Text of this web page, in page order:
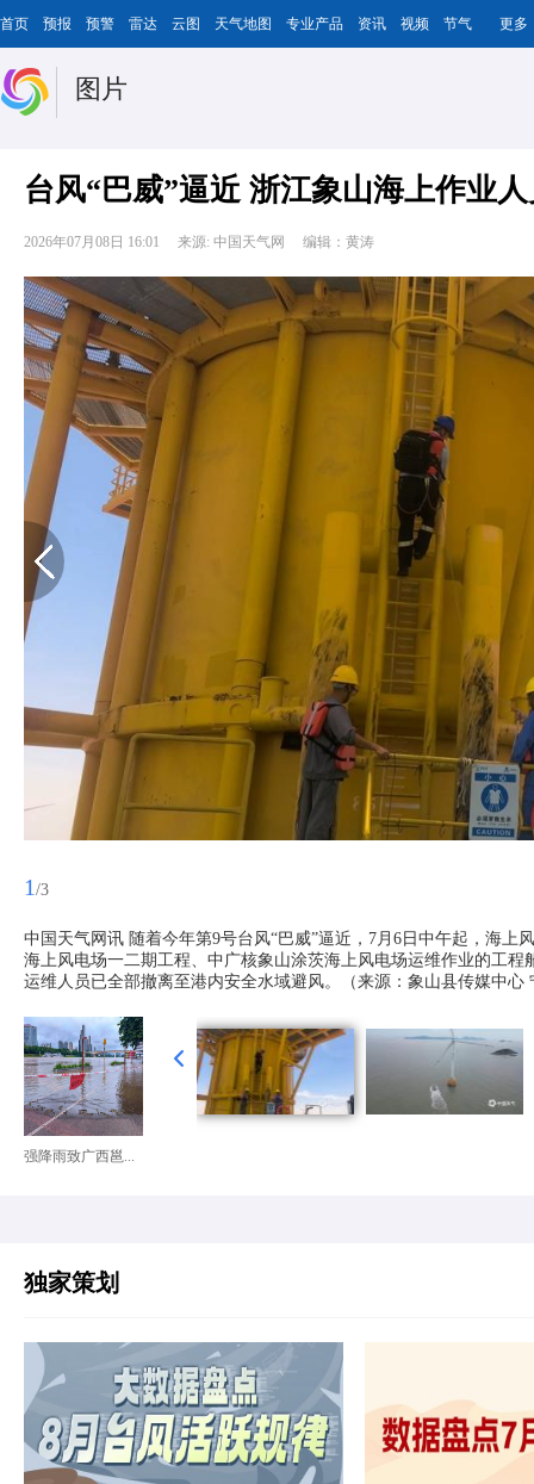
首页 预报 预警 雷达 云图 天气地图 专业产品 资讯 视频 节气 更多
图片
台风“巴威”逼近 浙江象山海上作业
2026年07月08日 16:01 来源: 中国天气网 编辑：黄涛
1 /3
中国天气网讯 随着今年第9号台风“巴威”逼近，7月6日中午起，海
海上风电场一二期工程、中广核象山涂茨海上风电场运维作业的工
运维人员已全部撤离至港内安全水域避风。（来源：象山县传媒中心
强降雨致广西邕...
独家策划